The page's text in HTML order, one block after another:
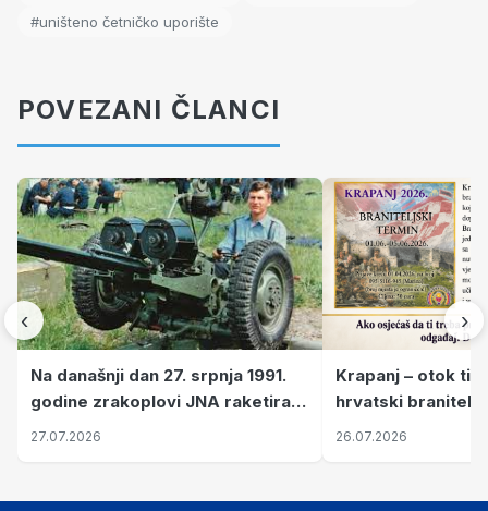
#uništeno četničko uporište
POVEZANI ČLANCI
‹
Na današnji dan 27. srpnja 1991.
godine zrakoplovi JNA raketirali
su vojarnu i obučni centar "Nikola
27.07.2026
Krapanj – otok
hrvatski branitelji
pronalaze mir
26.07.2026
›